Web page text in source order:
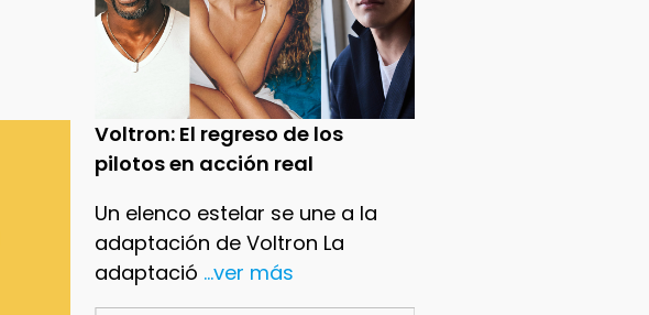
Voltron: El regreso de los
pilotos en acción real
Un elenco estelar se une a la
adaptación de Voltron La
adaptació ...ver más